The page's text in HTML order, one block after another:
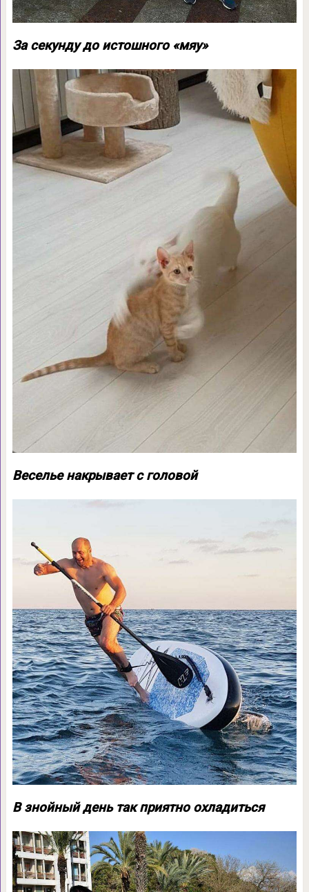
За секунду до истошного «мяу»
Веселье накрывает с головой
В знойный день так приятно охладиться